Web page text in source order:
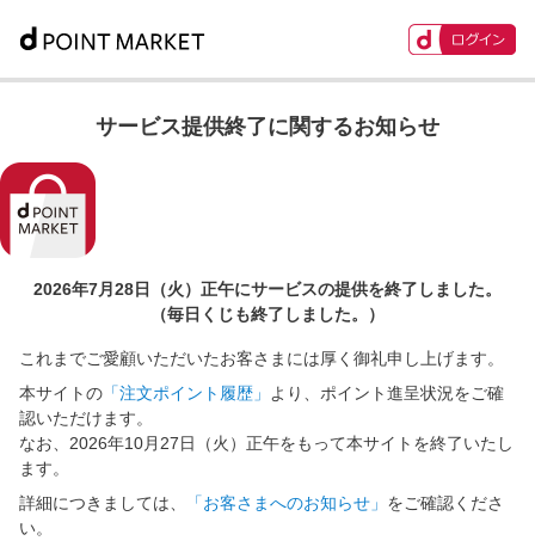
サービス提供終了に関するお知らせ
2026年7月28日（火）正午にサービスの提供を終了しました。
（毎日くじも終了しました。）
これまでご愛顧いただいたお客さまには厚く御礼申し上げます。
本サイトの 「注文ポイント履歴」
より、ポイント進呈状況をご確
認いただけます。
なお、2026年10月27日（火）正午をもって本サイトを終了いたし
ます。
詳細につきましては、
「お客さまへのお知らせ」 をご確認くださ
い。